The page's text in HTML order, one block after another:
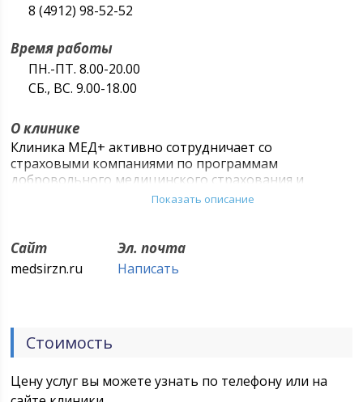
8 (4912) 98-52-52
Время работы
ПН.-ПТ. 8.00-20.00
СБ., ВС. 9.00-18.00
О клинике
Клиника МЕД+ активно сотрудничает со
страховыми компаниями по программам
добровольного медицинского страхования и
юридическими лицами, а также оказывает
основе. При необходимости, Вы можете вызвать
врача на дом, провести на дому функциональную
диагностику, различные медицинские процедуры и
проведению медицинского массажа, медицинским
осмотрам: профилактическим, предварительным,
периодическим, предрейсовым и послерейсовым,
по медицинскому освидетельствованию на наличие
медицинских противопоказаний к управлению
Показать описание
Сайт
medsirzn.ru
Эл. почта
Написать
Стоимость
Цену услуг вы можете узнать по телефону или на